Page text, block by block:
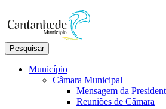
Pesquisar
Município
Câmara Municipal
Mensagem da
Reuniões de Câmara